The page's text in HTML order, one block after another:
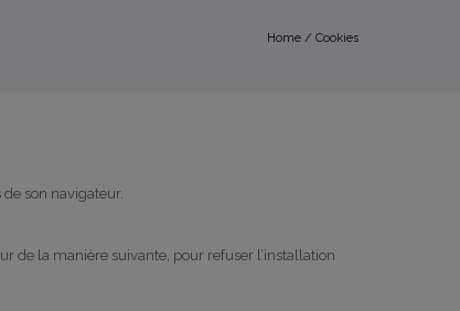
Home / Cookies
son navigateur.
de la manière suivante, pour refuser l’installation